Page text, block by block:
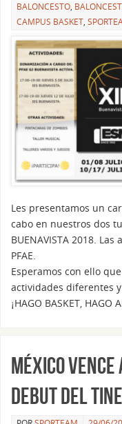
BALONCESTO,
CAMPUS BASKET,
Les presentamos un
cabo en nuestros dos
BUENAVISTA 2018.
PFAE.
Esperamos con ello
actividades diferentes
¡HAGO BASKET, HAGO
México vence
debut del